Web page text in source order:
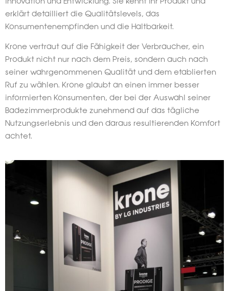
erklärt detailliert die Qualitätslevels, das
Konsumentenempfinden und die Haltbarkeit.
Krone vertraut auf die Fähigkeit der Verbraucher, ein
Produkt nicht nur nach dem Preis, sondern auch nach
seiner wahrgenommenen Qualität und dem etablierten
Ruf zu wählen. Krone glaubt an einen immer besser
informierten Konsumenten, der bei der Auswahl seiner
Badezimmerprodukte zunehmend auf das tägliche
Nutzungserlebnis und den daraus resultierenden Komfort
achtet.